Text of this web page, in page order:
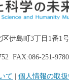
伊島町3丁目1番1
FAX:086-251-9780
て |個人情報の取